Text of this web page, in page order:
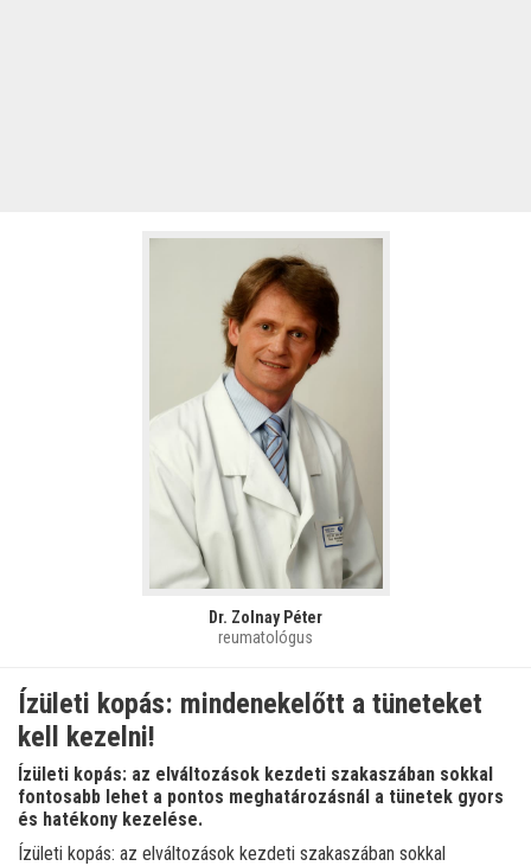
Dr. Zolnay Péter
reumatológus
Ízületi kopás: mindenekelőtt a tüneteket
kell kezelni!
Ízületi kopás: az elváltozások kezdeti szakaszában sokkal
fontosabb lehet a pontos meghatározásnál a tünetek gyors
és hatékony kezelése.
Ízületi kopás: az elváltozások kezdeti szakaszában sokkal